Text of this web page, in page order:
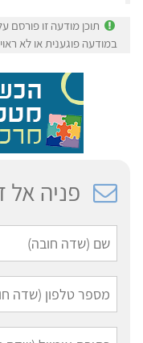
תוכן מודעה זו פורסם
במודעה פוגענית או לא
פניה אל